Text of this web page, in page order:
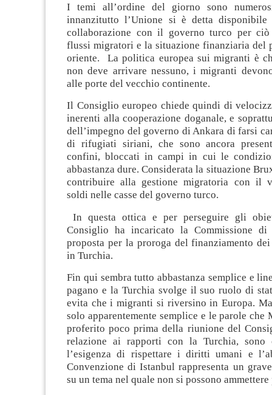
I temi all’ordine del giorno sono
innanzitutto l’Unione si è detta
collaborazione con il governo turco per
flussi migratori e la situazione finanziaria del
oriente. La politica europea sui migranti è
non deve arrivare nessuno, i migranti
alle porte del vecchio continente.
Il Consiglio europeo chiede quindi di
inerenti alla cooperazione doganale, e
dell’impegno del governo di Ankara di farsi
di rifugiati siriani, che sono ancora
confini, bloccati in campi in cui le
abbastanza dure. Considerata la situazione
contribuire alla gestione migratoria con il
soldi nelle casse del governo turco.
In questa ottica e per perseguire gli
Consiglio ha incaricato la Commissione di
proposta per la proroga del finanziamento
in Turchia.
Fin qui sembra tutto abbastanza semplice e
pagano e la Turchia svolge il suo ruolo di
evita che i migranti si riversino in Europa.
solo apparentemente semplice e le parole che
proferito poco prima della riunione del
relazione ai rapporti con la Turchia, sono
l’esigenza di rispettare i diritti umani e
Convenzione di Istanbul rappresenta un
su un tema nel quale non si possono